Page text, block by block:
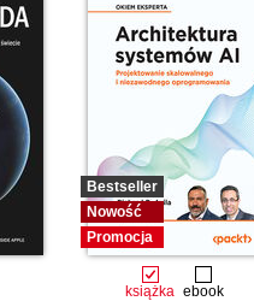
Bestseller
Nowość
Promocja
książka ebook